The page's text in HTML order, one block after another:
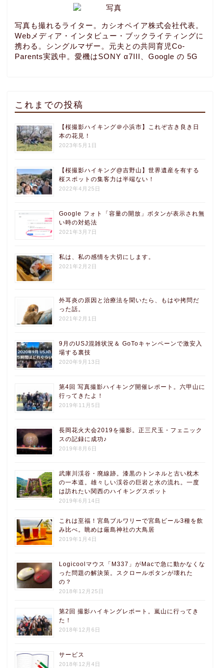
写真も撮れるライター。カシオペイア株式会社代表。
Webメディア・インタビュー・ブックライティングに
携わる。シングルマザー。元夫との共同育児Co-
Parents実践中。愛機はSONY α7III、Google の 5G
これまでの投稿
【桜撮影ハイキング＠小浜市】これぞ古き良き日
本の花見！
2023年5月1日
【桜撮影ハイキング@吉野山】世界遺産を有する
桜スポットの集客力は半端ない！
2022年4月25日
Google フォト「容量の開放」ボタンが表示され無
い時の対処法
2021年3月7日
私は、私の感情を大切にします。
2021年2月2日
外耳炎の原因と治療法を聞いたら、もはや拷問だ
った話。
2021年2月1日
9月のUSJ混雑状況＆ GoToキャンペーンで激安入
場する裏技
2020年9月13日
第4回 写真撮影ハイキング開催レポート。六甲山に
行ってきたよ！
2019年11月5日
長岡花火大会2019を撮影。正三尺玉・フェニック
スの記録に成功♪
2019年8月6日
武庫川渓谷・廃線跡。漆黒のトンネルと古い枕木
の一本道。雄々しい渓谷の巨岩と水の流れ。一度
は訪れたい関西のハイキングスポット
2019年6月14日
これは至福！宮島ブルワリーで宮島ビール3種を飲
み比べ。眺めは厳島神社の大鳥居
2019年1月4日
Logicoolマウス「M337」がMacで急に動かなくな
った問題の解決策。スクロールボタンが壊れた
の？
2018年12月25日
第2回 撮影ハイキングレポート。嵐山に行ってき
た！
2018年12月6日
サービス
2018年12月4日